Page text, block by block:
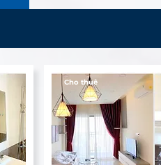
Cho thuê